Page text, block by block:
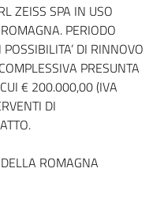
ZEISS SPA IN USO
PERIODO
DI RINNOVO
PRESUNTA
€ 200.000,00 (IVA
DI
ROMAGNA